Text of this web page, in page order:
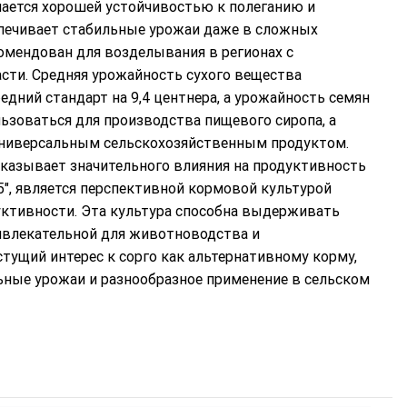
хорошей устойчивостью к полеганию и
стабильные урожаи даже в сложных
для возделывания в регионах с
Средняя урожайность сухого вещества
стандарт на 9,4 центнера, а урожайность семян
для производства пищевого сиропа, а
сельскохозяйственным продуктом.
значительного влияния на продуктивность
перспективной кормовой культурой
Эта культура способна выдерживать
для животноводства и
интерес к сорго как альтернативному корму,
урожаи и разнообразное применение в сельском